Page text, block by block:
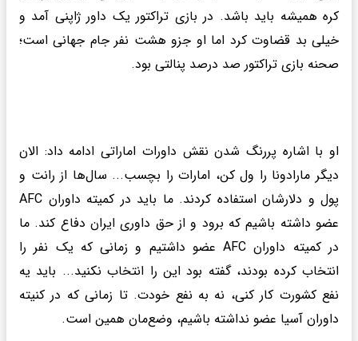
کره همیشه باید باشد. در بازی تراکتور یک داور ژاپنی آمد و
خیلی بد قضاوت کرد اما او جزو هشت نفر جام جهانی است؛
صحنه بازی تراکتور صد درصد پنالتی بود.
او با اشاره پررنگ شدن نقش داورات اماراتی ادامه داد: الان
دیگر مارادونا را ول کن، امارات را بچسب... سال‌ها از رانت و
پول و دلارشان استفاده کردند. ما باید در کمیته داوران AFC
عضو داشته باشیم که برود و از حق داوری ایران دفاع کند. ما
در کمیته داوران AFC عضو داشتیم و زمانی که یک نفر را
انتخاب کرده بودند، گفته بود این را انتخاب نکنید... باید یه
نفع کشورت کار کنی، نه به نفع خودت. تا زمانی که در کنیته
داوران آسیا عضو نداشته باشیم، وضع‌مان همین است.